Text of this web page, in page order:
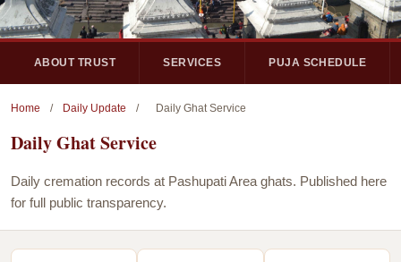
ABOUT TRUST SERVICES PUJA SCHEDULE
Home / Daily Update / Daily Ghat Service
Daily Ghat Service
Daily cremation records at Pashupati Area ghats. Published here
for full public transparency.